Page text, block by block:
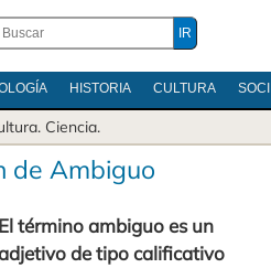
HISTORIA CULTURA
. Ciencia.
de Ambiguo
El término ambiguo es un
de tipo calificativo